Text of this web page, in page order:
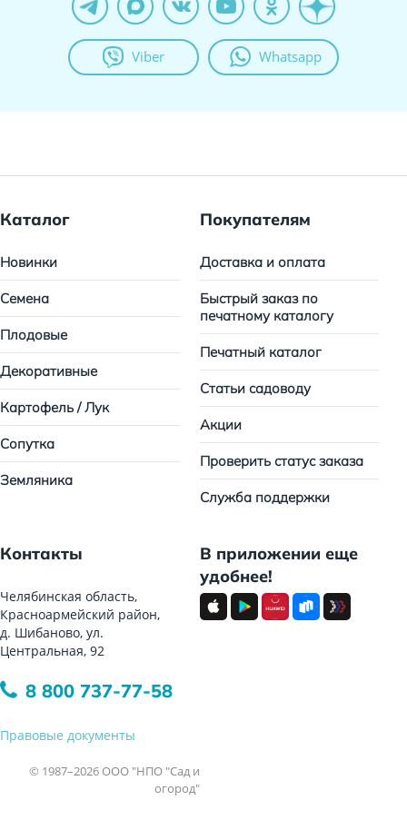
Viber Whatsapp
Каталог
Новинки
Семена
Плодовые
Декоративные
Картофель / Лук
Сопутка
Земляника
Покупателям
Доставка и оплата
Быстрый заказ по
печатному каталогу
Печатный каталог
Статьи садоводу
Акции
Проверить статус заказа
Служба поддержки
Контакты
Челябинская область,
Красноармейский район,
д. Шибаново, ул.
Центральная, 92
8 800 737-77-58
Правовые документы
© 1987–2026 ООО "НПО "Сад и
огород"
В приложении еще
удобнее!